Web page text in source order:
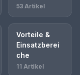
53 Artikel
Vorteile &
Einsatzberei
che
11 Artikel